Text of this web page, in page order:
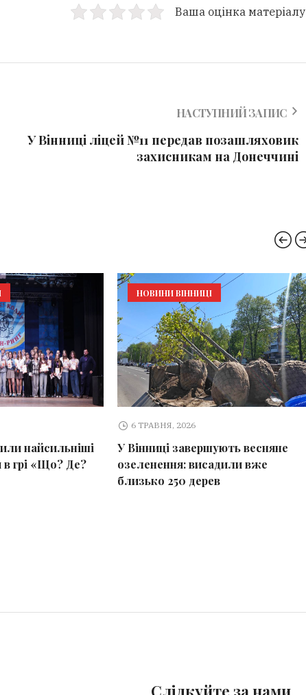
Ваша оцінка матеріалу
НАСТУПНИЙ ЗАПИС
У Вінниці ліцей №11 передав позашляховик
захисникам на Донеччині
найсильніші
в грі «Що? Де?
НОВИНИ ВІННИЦІ
6 ТРАВНЯ, 2026
У Вінниці завершують весняне
озеленення: висадили вже
близько 250 дерев
Слідкуйте за нами